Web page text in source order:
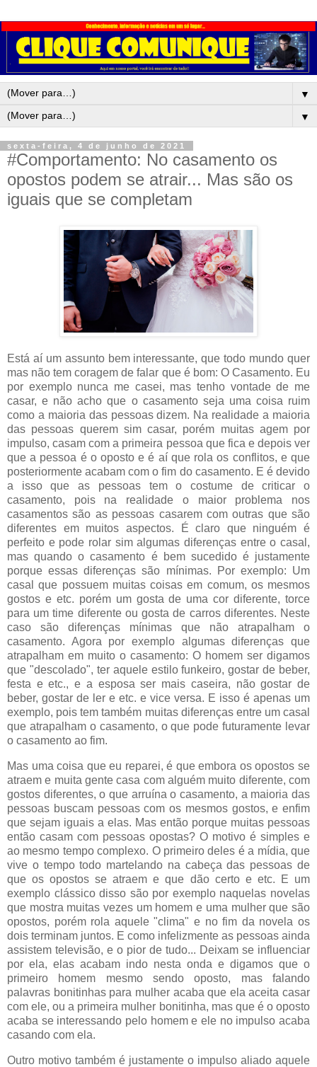
▼
▼
sexta-feira, 4 de junho de 2021
#Comportamento: No casamento os
opostos podem se atrair... Mas são os
iguais que se completam
Está aí um assunto bem interessante, que todo mundo quer
mas não tem coragem de falar que é bom: O Casamento. Eu
por exemplo nunca me casei, mas tenho vontade de me
casar, e não acho que o casamento seja uma coisa ruim
como a maioria das pessoas dizem. Na realidade a maioria
das pessoas querem sim casar, porém muitas agem por
impulso, casam com a primeira pessoa que fica e depois ver
que a pessoa é o oposto e é aí que rola os conflitos, e que
posteriormente acabam com o fim do casamento. E é devido
a isso que as pessoas tem o costume de criticar o
casamento, pois na realidade o maior problema nos
casamentos são as pessoas casarem com outras que são
diferentes em muitos aspectos. É claro que ninguém é
perfeito e pode rolar sim algumas diferenças entre o casal,
mas quando o casamento é bem sucedido é justamente
porque essas diferenças são mínimas. Por exemplo: Um
casal que possuem muitas coisas em comum, os mesmos
gostos e etc. porém um gosta de uma cor diferente, torce
para um time diferente ou gosta de carros diferentes. Neste
caso são diferenças mínimas que não atrapalham o
casamento. Agora por exemplo algumas diferenças que
atrapalham em muito o casamento: O homem ser digamos
que "descolado", ter aquele estilo funkeiro, gostar de beber,
festa e etc., e a esposa ser mais caseira, não gostar de
beber, gostar de ler e etc. e vice versa. E isso é apenas um
exemplo, pois tem também muitas diferenças entre um casal
que atrapalham o casamento, o que pode futuramente levar
o casamento ao fim.
Mas uma coisa que eu reparei, é que embora os opostos se
atraem e muita gente casa com alguém muito diferente, com
gostos diferentes, o que arruína o casamento, a maioria das
pessoas buscam pessoas com os mesmos gostos, e enfim
que sejam iguais a elas. Mas então porque muitas pessoas
então casam com pessoas opostas? O motivo é simples e
ao mesmo tempo complexo. O primeiro deles é a mídia, que
vive o tempo todo martelando na cabeça das pessoas de
que os opostos se atraem e que dão certo e etc. E um
exemplo clássico disso são por exemplo naquelas novelas
que mostra muitas vezes um homem e uma mulher que são
opostos, porém rola aquele "clima" e no fim da novela os
dois terminam juntos. E como infelizmente as pessoas ainda
assistem televisão, e o pior de tudo... Deixam se influenciar
por ela, elas acabam indo nesta onda e digamos que o
primeiro homem mesmo sendo oposto, mas falando
palavras bonitinhas para mulher acaba que ela aceita casar
com ele, ou a primeira mulher bonitinha, mas que é o oposto
acaba se interessando pelo homem e ele no impulso acaba
casando com ela.
Outro motivo também é justamente o impulso aliado aquele